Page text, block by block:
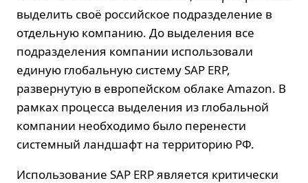
выделить своё российское подразделение в
отдельную компанию. До выделения все
подразделения компании использовали
единую глобальную систему SAP ERP,
развернутую в европейском облаке Amazon. В
рамках процесса выделения из глобальной
компании необходимо было перенести
системный ландшафт на территорию РФ.
Использование SAP ERP является критически